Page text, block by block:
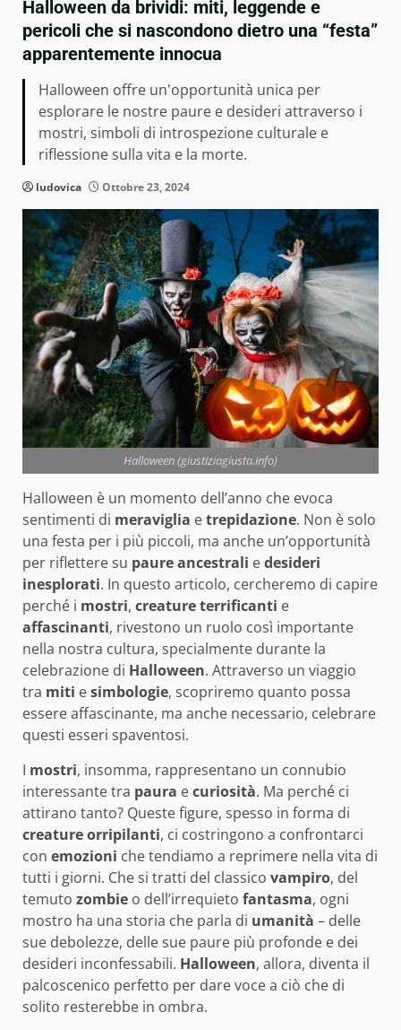
Halloween da brividi: miti, leggende e
pericoli che si nascondono dietro una “festa”
apparentemente innocua
Halloween offre un'opportunità unica per
esplorare le nostre paure e desideri attraverso i
mostri, simboli di introspezione culturale e
riflessione sulla vita e la morte.
ludovica Ottobre 23, 2024
Halloween (giustiziagiusta.info)
Halloween è un momento dell’anno che evoca
sentimenti di meraviglia etrepidazione. Non è solo
una festa per i più piccoli, ma anche un’opportunità
per riflettere su paure ancestrali edesideri
inesplorati. In questo articolo, cercheremo di capire
perché i mostri, creature terrificanti e
affascinanti, rivestono un ruolo così importante
nella nostra cultura, specialmente durante la
celebrazione di Halloween. Attraverso un viaggio
tra miti esimbologie, scopriremo quanto possa
essere affascinante, ma anche necessario, celebrare
questi esseri spaventosi.
I mostri, insomma, rappresentano un connubio
interessante tra paura ecuriosità. Ma perché ci
attirano tanto? Queste figure, spesso in forma di
creature orripilanti, ci costringono a confrontarci
con emozioni che tendiamo a reprimere nella vita di
tutti i giorni. Che si tratti del classico vampiro, del
temuto zombie o dell’irrequieto fantasma, ogni
mostro ha una storia che parla di umanità – delle
sue debolezze, delle sue paure più profonde e dei
desideri inconfessabili. Halloween, allora, diventa il
palcoscenico perfetto per dare voce a ciò che di
solito resterebbe in ombra.